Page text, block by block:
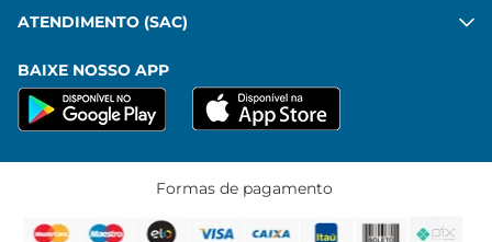
ATENDIMENTO (SAC)
BAIXE NOSSO APP
Formas de pagamento